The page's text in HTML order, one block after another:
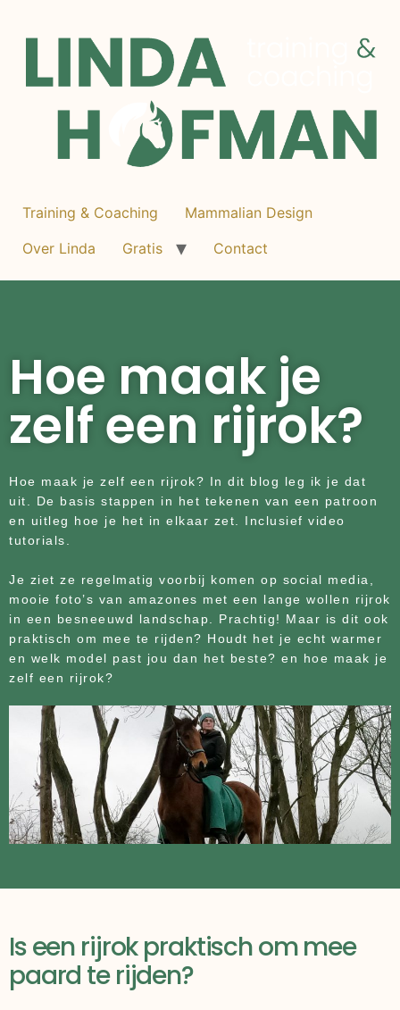
Training & Coaching
Mammalian Design
Over Linda
Gratis Contact
Hoe maak je
zelf een rijrok?
Hoe maak je zelf een rijrok? In dit blog leg ik je dat
uit. De basis stappen in het tekenen van een patroon
en uitleg hoe je het in elkaar zet. Inclusief video
tutorials.
Je ziet ze regelmatig voorbij komen op social media,
mooie foto’s van amazones met een lange wollen rijrok
in een besneeuwd landschap. Prachtig! Maar is dit ook
praktisch om mee te rijden? Houdt het je echt warmer
en welk model past jou dan het beste? en hoe maak je
zelf een rijrok?
Is een rijrok praktisch om mee
paard te rijden?